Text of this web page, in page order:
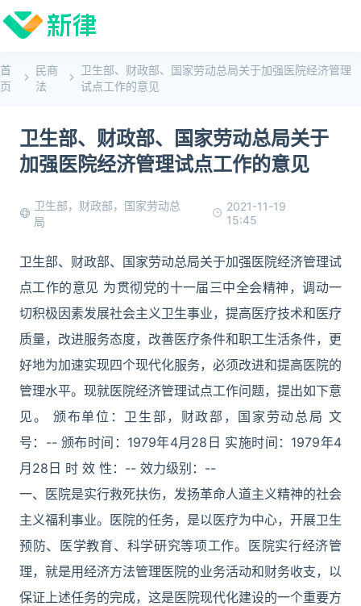
首
页
民商
法
卫生部、财政部、国家劳动总局关于加强医院经济管理
试点工作的意见
卫生部、财政部、国家劳动总局关于
加强医院经济管理试点工作的意见
卫生部，财政部，国家劳动总
局
2021-11-19
15:45
卫生部、财政部、国家劳动总局关于加强医院经济管理试
点工作的意见 为贯彻党的十一届三中全会精神，调动一
切积极因素发展社会主义卫生事业，提高医疗技术和医疗
质量，改进服务态度，改善医疗条件和职工生活条件，更
好地为加速实现四个现代化服务，必须改进和提高医院的
管理水平。现就医院经济管理试点工作问题，提出如下意
见。 颁布单位：卫生部，财政部，国家劳动总局 文
号：-- 颁布时间：1979年4月28日 实施时间：1979年4
月28日 时 效 性：-- 效力级别：--
一、医院是实行救死扶伤，发扬革命人道主义精神的社会
主义福利事业。医院的任务，是以医疗为中心，开展卫生
预防、医学教育、科学研究等项工作。医院实行经济管
理，就是用经济方法管理医院的业务活动和财务收支，以
保证上述任务的完成，这是医院现代化建设的一个重要方